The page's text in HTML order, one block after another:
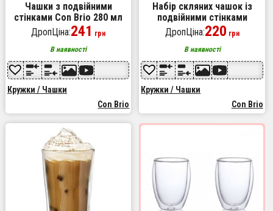
Чашки з подвійними
стінками Con Brio 280 мл
СВ-8528-2 2шт, кружки
скляні з подвійним дном
ДропЦіна:241 грн
В наявності
Кружки / Чашки
Con Brio
Набір скляних чашок із
подвійними стінками
(серце) Con Brio СВ-8908-2,
2шт, 80 мл
ДропЦіна:220 грн
В наявності
Кружки / Чашки
Con Brio